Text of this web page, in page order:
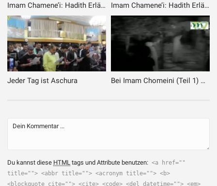
Imam Chamene’i: Hadith Erläuterung 008 – Der beste Nachlass: Wissen & Anstand weitergeben Imam Chamene’i: Hadith Erläuterung 056 – Ein Zeichen des Glaubens
Jeder Tag ist Aschura Bei Imam Chomeini (Teil 1) Abend und Nachtgebet im Fastenmonat
Du kannst diese HTML tags und Attribute benutzen: <a href=""
title=""> <abbr title=""> <acronym title=""> <b>
<blockquote cite=""> <cite> <code> <del datetime=""> <em>